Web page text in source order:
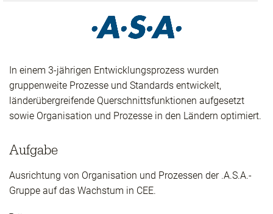
In einem 3-jährigen Entwicklungsprozess wurden
gruppenweite Prozesse und Standards entwickelt,
länderübergreifende Querschnittsfunktionen aufgesetzt
sowie Organisation und Prozesse in den Ländern optimiert.
Aufgabe
Ausrichtung von Organisation und Prozessen der .A.S.A.-
Gruppe auf das Wachstum in CEE.